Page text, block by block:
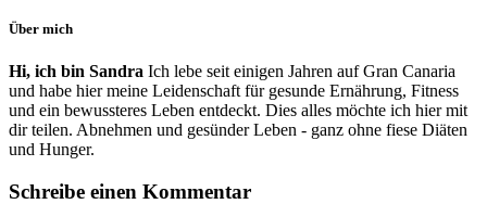
Über mich
Hi, ich bin Sandra Ich lebe seit einigen Jahren auf Gran Canaria
und habe hier meine Leidenschaft für gesunde Ernährung, Fitness
und ein bewussteres Leben entdeckt. Dies alles möchte ich hier mit
dir teilen. Abnehmen und gesünder Leben - ganz ohne fiese Diäten
und Hunger.
Schreibe einen Kommentar